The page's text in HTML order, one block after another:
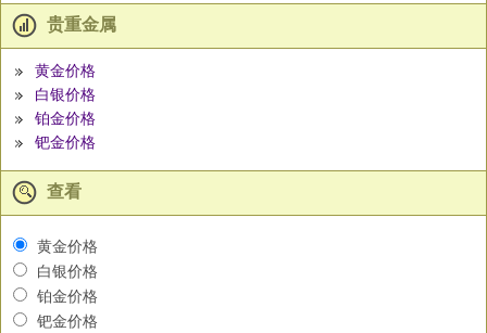
贵重金属
黄金价格
白银价格
铂金价格
钯金价格
查看
黄金价格
白银价格
铂金价格
钯金价格